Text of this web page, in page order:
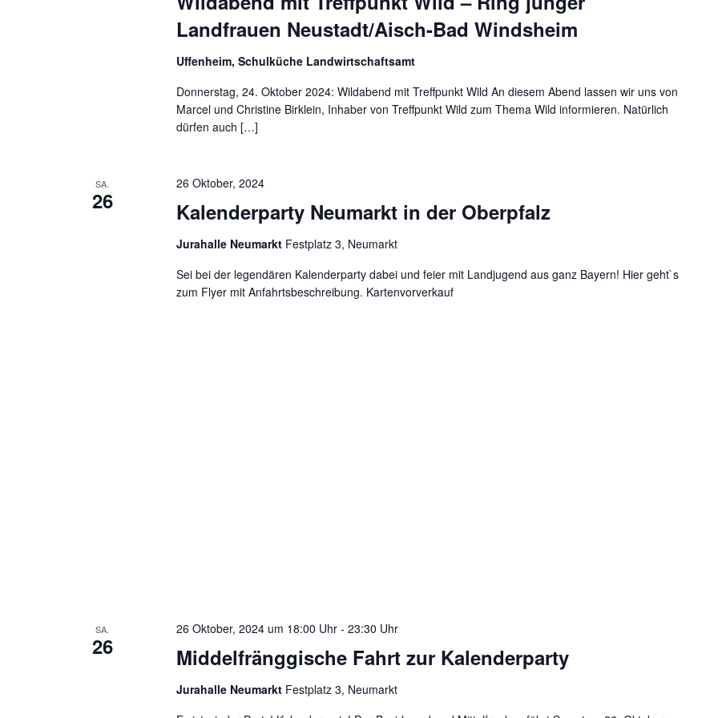
Landfrauen Neustadt/Aisch-Bad Windsheim
Uffenheim, Schulküche Landwirtschaftsamt
Donnerstag, 24. Oktober 2024: Wildabend mit Treffpunkt Wild An diesem Abend lassen wir uns von
Marcel und Christine Birklein, Inhaber von Treffpunkt Wild zum Thema Wild informieren. Natürlich
dürfen auch […]
SA.
26 Kalenderparty Neumarkt in der Oberpfalz
26 Oktober, 2024
Jurahalle Neumarkt Festplatz 3, Neumarkt
Sei bei der legendären Kalenderparty dabei und feier mit Landjugend aus ganz Bayern! Hier geht`s
zum Flyer mit Anfahrtsbeschreibung. Kartenvorverkauf
SA.
26 Middelfränggische Fahrt zur Kalenderparty
26 Oktober, 2024 um 18:00 Uhr- 23:30 Uhr
Jurahalle Neumarkt Festplatz 3, Neumarkt